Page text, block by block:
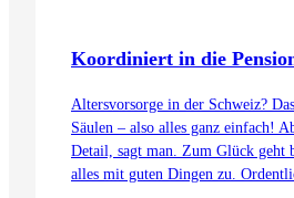
Koordiniert in die
Altersvorsorge in der Schweiz?
Säulen – also alles ganz einfach!
Detail, sagt man. Zum Glück geht
alles mit guten Dingen zu.